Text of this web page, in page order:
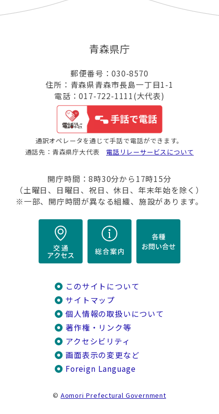
青森県庁
郵便番号：030-8570
住所：青森県青森市長島一丁目1-1
電話：017-722-1111(大代表)
通訳オペレータを通じて手話で電話ができます。
通話先：青森県庁大代表 電話リレーサービスについて
開庁時間：8時30分から17時15分
（土曜日、日曜日、祝日、休日、年末年始を除く）
※一部、開庁時間が異なる組織、施設があります。
このサイトについて
サイトマップ
個人情報の取扱いについて
著作権・リンク等
アクセシビリティ
画面表示の変更など
Foreign Language
© Aomori Prefectural Government